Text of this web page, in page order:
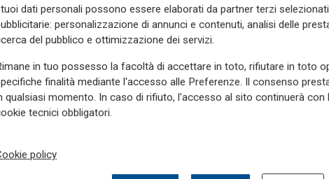
per una questione economica ma per
Bampi nel lanciare la campagna
A Compagna.
patrono, San Giovanni Battista.
dati personali possono essere elaborati da partner terzi
personalizzazione di annunci e contenuti, analisi delle
del pubblico e ottimizzazione dei servizi.
in tuo possesso la facoltà di accettare in toto, rifiutare in toto
finalità mediante l'accesso alle Preferenze. Il consenso
qualsiasi momento. In caso di rifiuto, l'accesso al sito continuerà con
tecnici obbligatori.
policy